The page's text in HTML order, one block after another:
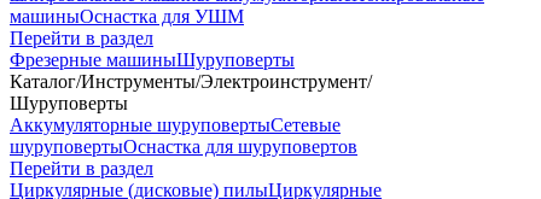
машиныОснастка для УШМ
Перейти в раздел
Фрезерные машиныШуруповерты
Каталог/Инструменты/Электроинструмент/
Шуруповерты
Аккумуляторные шуруповертыСетевые
шуруповертыОснастка для шуруповертов
Перейти в раздел
Циркулярные (дисковые) пилыЦиркулярные